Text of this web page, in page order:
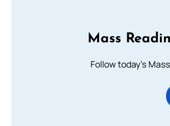
Mass
Follow today's